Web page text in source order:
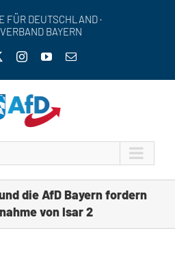
FÜR DEUTSCHLAND ·
BAYERN
InstagramYouTube
E-
die AfD Bayern fordern
von Isar 2